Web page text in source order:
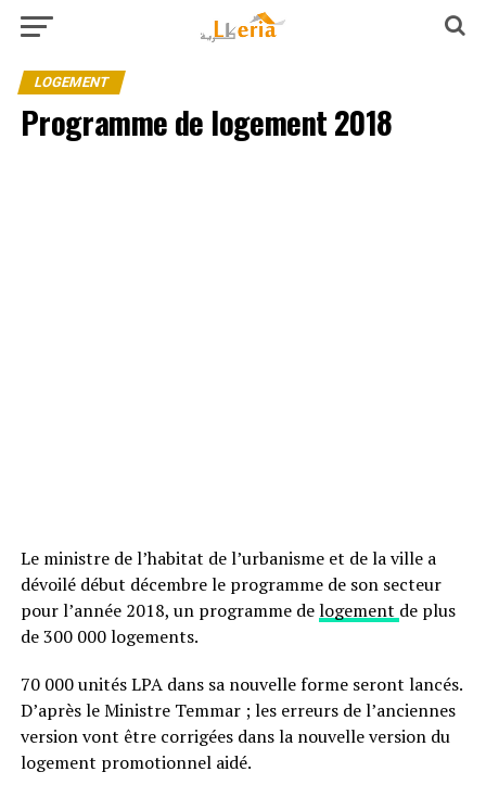
LOGEMENT
Programme de logement 2018
Le ministre de l’habitat de l’urbanisme et de la ville a
dévoilé début décembre le programme de son secteur
pour l’année 2018, un programme delogement de plus
de 300 000 logements.
70 000 unités LPA dans sa nouvelle forme seront lancés.
D’après le Ministre Temmar ; les erreurs de l’anciennes
version vont être corrigées dans la nouvelle version du
logement promotionnel aidé.